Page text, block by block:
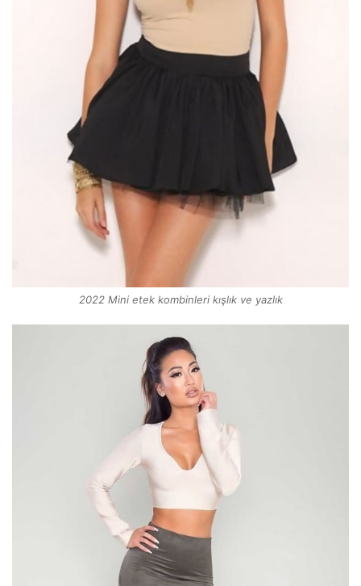
2022 Mini etek kombinleri kışlık ve yazlık